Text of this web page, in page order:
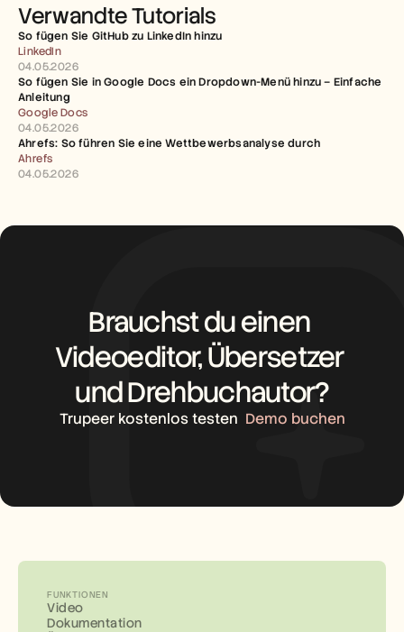
Verwandte Tutorials
So fügen Sie GitHub zu LinkedIn hinzu
LinkedIn
04.05.2026
So fügen Sie in Google Docs ein Dropdown-Menü hinzu – Einfache
Anleitung
Google Docs
04.05.2026
Ahrefs: So führen Sie eine Wettbewerbsanalyse durch
Ahrefs
04.05.2026
Brauchst du einen
Videoeditor, Übersetzer
und Drehbuchautor?
Trupeer kostenlos testen Demo buchen
FUNKTIONEN
Video
Dokumentation